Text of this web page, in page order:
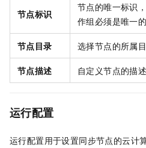
节点标识
节点的唯一标识
作组必须是唯一
节点目录 选择节点的所属目
节点描述 自定义节点的描述
运行配置
运行配置用于设置同步节点的云计